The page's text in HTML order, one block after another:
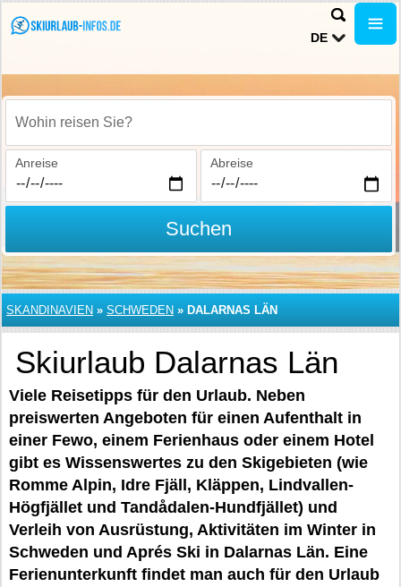
DE
Wohin reisen Sie?
Anreise Abreise
Suchen
SKANDINAVIEN » SCHWEDEN » DALARNAS LÄN
Skiurlaub Dalarnas Län
Viele Reisetipps für den Urlaub. Neben
preiswerten Angeboten für einen Aufenthalt in
einer Fewo, einem Ferienhaus oder einem Hotel
gibt es Wissenswertes zu den Skigebieten (wie
Romme Alpin, Idre Fjäll, Kläppen, Lindvallen-
Högfjället und Tandådalen-Hundfjället) und
Verleih von Ausrüstung, Aktivitäten im Winter in
Schweden und Aprés Ski in Dalarnas Län. Eine
Ferienunterkunft findet man auch für den Urlaub